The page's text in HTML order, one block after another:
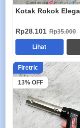
Rp28.101 Rp35.000
Lihat
Firetric
13% OFF